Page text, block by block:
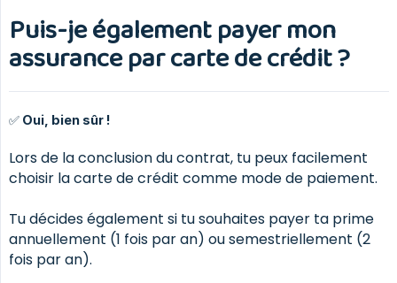
Puis-je également payer mon
assurance par carte de crédit ?
✅ Oui, bien sûr !
Lors de la conclusion du contrat, tu peux facilement
choisir la carte de crédit comme mode de paiement.
Tu décides également si tu souhaites payer ta prime
annuellement (1 fois par an) ou semestriellement (2
fois par an).